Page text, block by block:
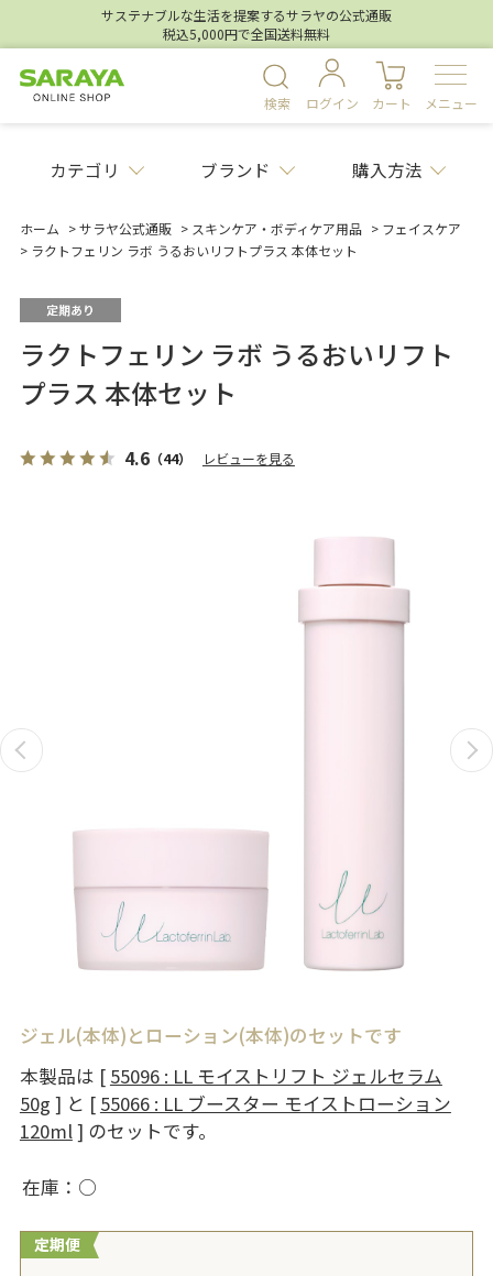
サステナブルな生活を提案するサラヤの公式通販
税込5,000円で全国送料無料
検索 ログイン カート メニュー
カテゴリ ブランド 購入方法
ホーム >サラヤ公式通販 > スキンケア・ボディケア用品 > フェイスケア
> ラクトフェリン ラボ うるおいリフトプラス 本体セット
ラクトフェリン ラボ うるおいリフト
プラス 本体セット
4.6（44） レビューを見る
ジェル(本体)とローション(本体)のセットです
本製品は [ 55096 : LL モイストリフト ジェルセラム
50g ] と [ 55066 : LL ブースター モイストローション
120ml] のセットです。
在庫 ○
定期便